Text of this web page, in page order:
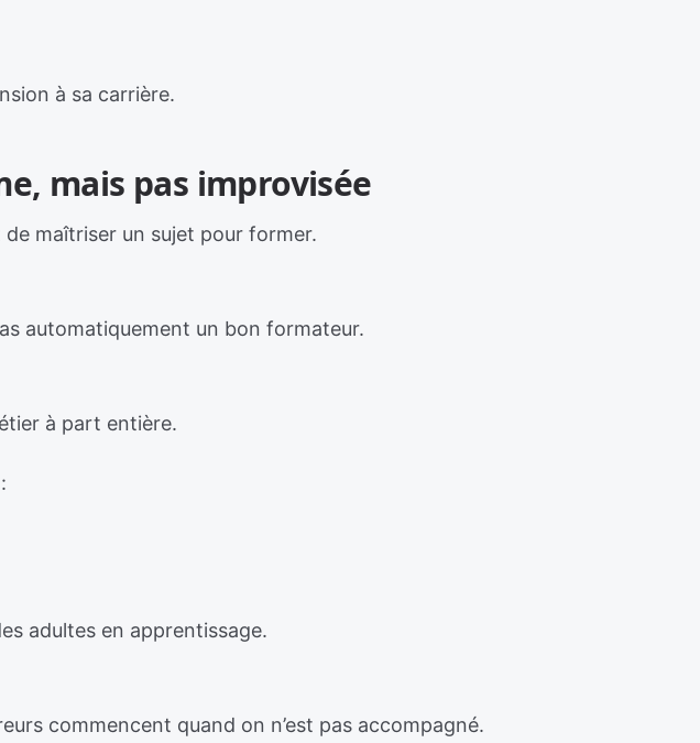
à sa carrière.
mais pas improvisée
de maîtriser un sujet pour former.
automatiquement un bon formateur.
à part entière.
adultes en apprentissage.
commencent quand on n’est pas accompagné.